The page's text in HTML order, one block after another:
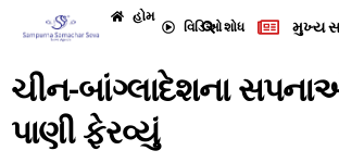
હોમ
વિડિઓશોધ મુખ્ય
ચીન-બાંગ્લાદેશના
પાણી ફેરવ્યું